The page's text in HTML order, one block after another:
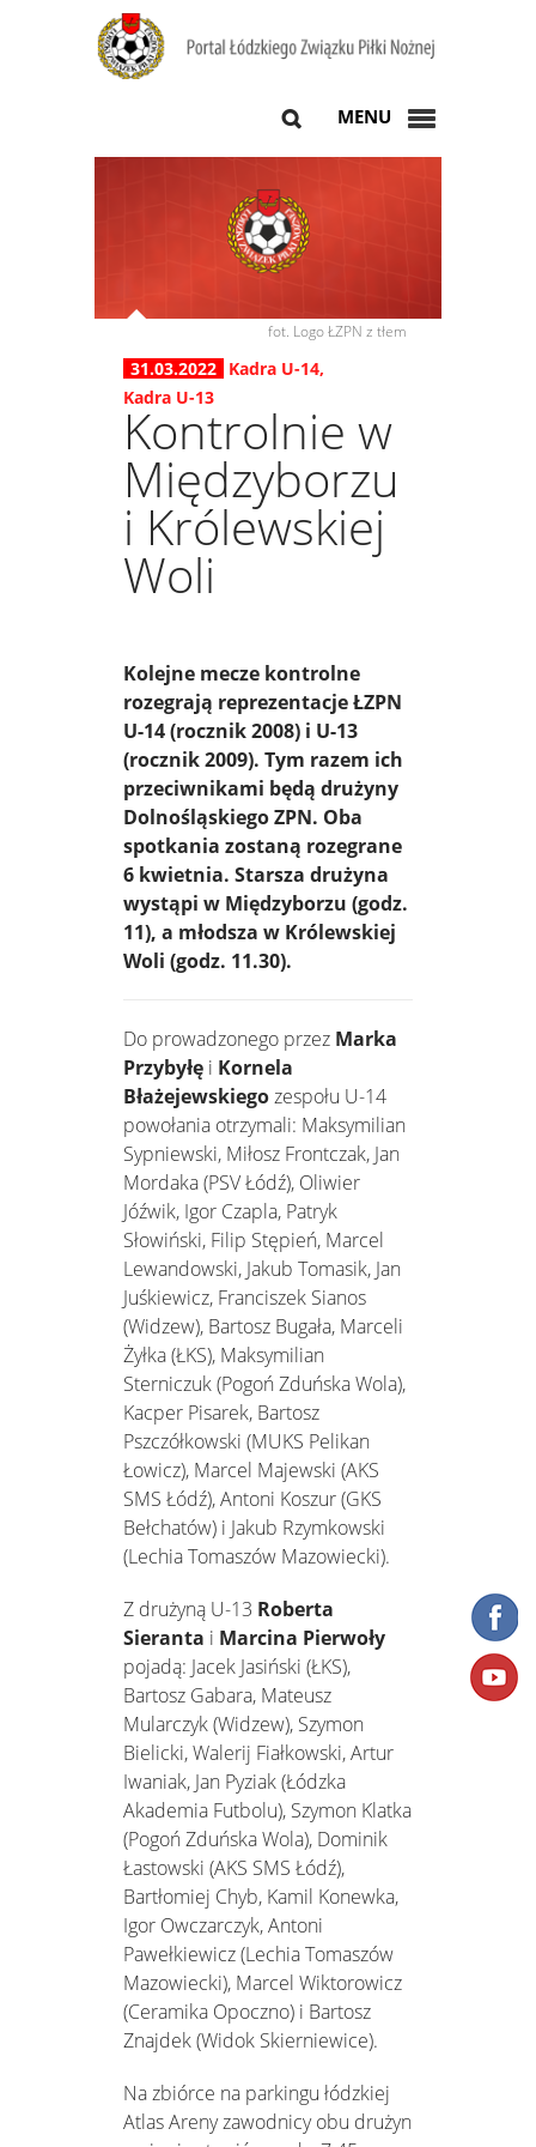
MENU
fot. Logo ŁZPN z tłem
31.03.2022 Kadra U-14,
Kadra U-13
Kontrolnie w
Międzyborzu
i Królewskiej
Woli
Kolejne mecze kontrolne
rozegrają reprezentacje ŁZPN
U-14 (rocznik 2008) i U-13
(rocznik 2009). Tym razem ich
przeciwnikami będą drużyny
Dolnośląskiego ZPN. Oba
spotkania zostaną rozegrane
6 kwietnia. Starsza drużyna
wystąpi w Międzyborzu (godz.
11), a młodsza w Królewskiej
Woli (godz. 11.30).
Do prowadzonego przez Marka
Przybyłę i Kornela
Błażejewskiegozespołu U-14
powołania otrzymali: Maksymilian
Sypniewski, Miłosz Frontczak, Jan
Mordaka (PSV Łódź), Oliwier
Jóźwik, Igor Czapla, Patryk
Słowiński, Filip Stępień, Marcel
Lewandowski, Jakub Tomasik, Jan
Juśkiewicz, Franciszek Sianos
(Widzew), Bartosz Bugała, Marceli
Żyłka (ŁKS), Maksymilian
Sterniczuk (Pogoń Zduńska Wola),
Kacper Pisarek, Bartosz
Pszczółkowski (MUKS Pelikan
Łowicz), Marcel Majewski (AKS
SMS Łódź), Antoni Koszur (GKS
Bełchatów) i Jakub Rzymkowski
(Lechia Tomaszów Mazowiecki).
Z drużyną U-13 Roberta
Sieranta i Marcina Pierwoły
pojadą: Jacek Jasiński (ŁKS),
Bartosz Gabara, Mateusz
Mularczyk (Widzew), Szymon
Bielicki, Walerij Fiałkowski, Artur
Iwaniak, Jan Pyziak (Łódzka
Akademia Futbolu), Szymon Klatka
(Pogoń Zduńska Wola), Dominik
Łastowski (AKS SMS Łódź),
Bartłomiej Chyb, Kamil Konewka,
Igor Owczarczyk, Antoni
Pawełkiewicz (Lechia Tomaszów
Mazowiecki), Marcel Wiktorowicz
(Ceramika Opoczno) i Bartosz
Znajdek (Widok Skierniewice).
Na zbiórce na parkingu łódzkiej
Atlas Areny zawodnicy obu drużyn